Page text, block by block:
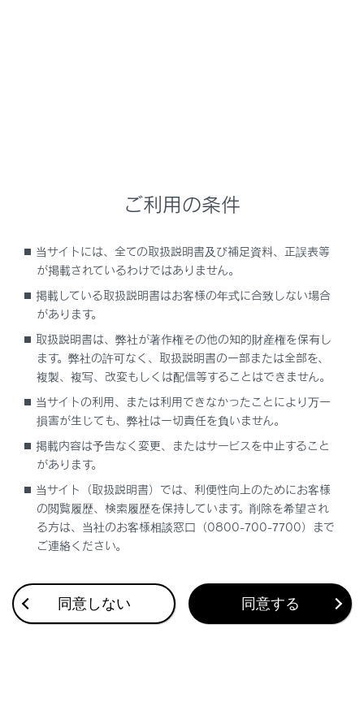
LCA（レーンチェンジアシスト）
合わせて見られているページ
低速時に障害物との接近を検知して音と画面で知らせる
運転を補助する装置の一覧
Advanced Parkメインスイッチを押して駐車操作を支援する
ご利用の条件
当サイトには、全ての取扱説明書及び補足資料、正誤表等
が掲載されているわけではありません。
掲載している取扱説明書はお客様の年式に合致しない場合
があります。
取扱説明書は、弊社が著作権その他の知的財産権を保有し
ます。弊社の許可なく、取扱説明書の一部または全部を、
複製、複写、改変もしくは配信等することはできません。
当サイトの利用、または利用できなかったことにより万一
損害が生じても、弊社は一切責任を負いません。
掲載内容は予告なく変更、またはサービスを中止すること
があります。
当サイト（取扱説明書）では、利便性向上のためにお客様
の閲覧履歴、検索履歴を保持しています。削除を希望され
る方は、当社のお客様相談窓口（0800-700-7700）まで
ご連絡ください。
同意しない 同意する